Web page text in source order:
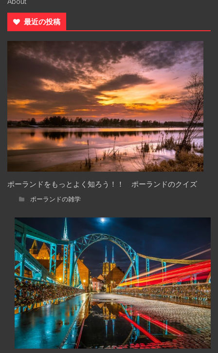
最近の投稿
ポーランドをもっとよく知ろう！！ ポーランドのクイズ
ポーランドの雑学